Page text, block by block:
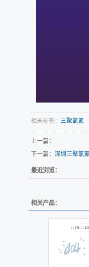
相关标签： 三聚氯氰
上一篇：
下一篇： 深圳三聚氯
最近浏览：
相关产品：